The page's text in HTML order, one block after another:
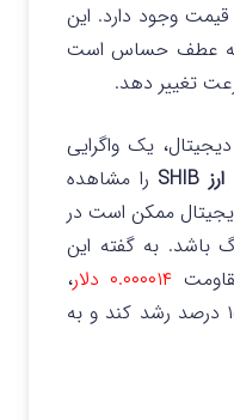
وجود دارد. این
عطف حساس است
تغییر دهد.
یک واگرایی
ارز SHIB
را مشاهده
ممکن است در
باشد. به گفته این
۰.۰۰۰۰۱۴ دلار
،
قیمت شیبا اینو می‌تواند تا ۱۵۶ درصد رشد کند و به